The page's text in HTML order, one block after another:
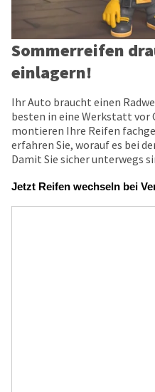
Sommerreifen
einlagern!
Ihr Auto braucht einen
besten in eine Werkstatt vor
montieren Ihre Reifen
erfahren Sie, worauf es bei
Damit Sie sicher unterwegs
Jetzt Reifen wechseln bei